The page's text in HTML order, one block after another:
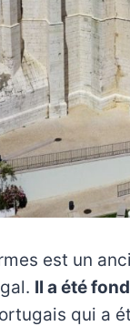
est un
Il a été
qui a